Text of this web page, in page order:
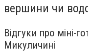
вершини чи
Відгуки про міні-
Микуличині